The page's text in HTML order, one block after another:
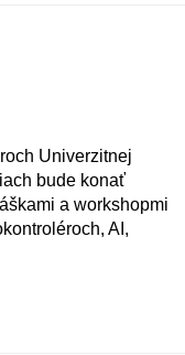
Univerzitnej
bude konať
a workshopmi
AI,